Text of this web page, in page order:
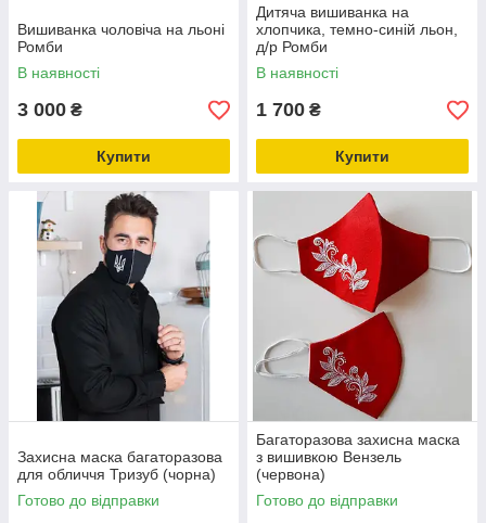
Вишиванка чоловіча на льоні
Ромби
В наявності
3 000 ₴
Купити
Дитяча вишиванка на
хлопчика, темно-синій льон,
д/р Ромби
В наявності
1 700 ₴
Купити
Захисна маска багаторазова
для обличчя Тризуб (чорна)
Готово до відправки
Багаторазова захисна маска
з вишивкою Вензель
(червона)
Готово до відправки